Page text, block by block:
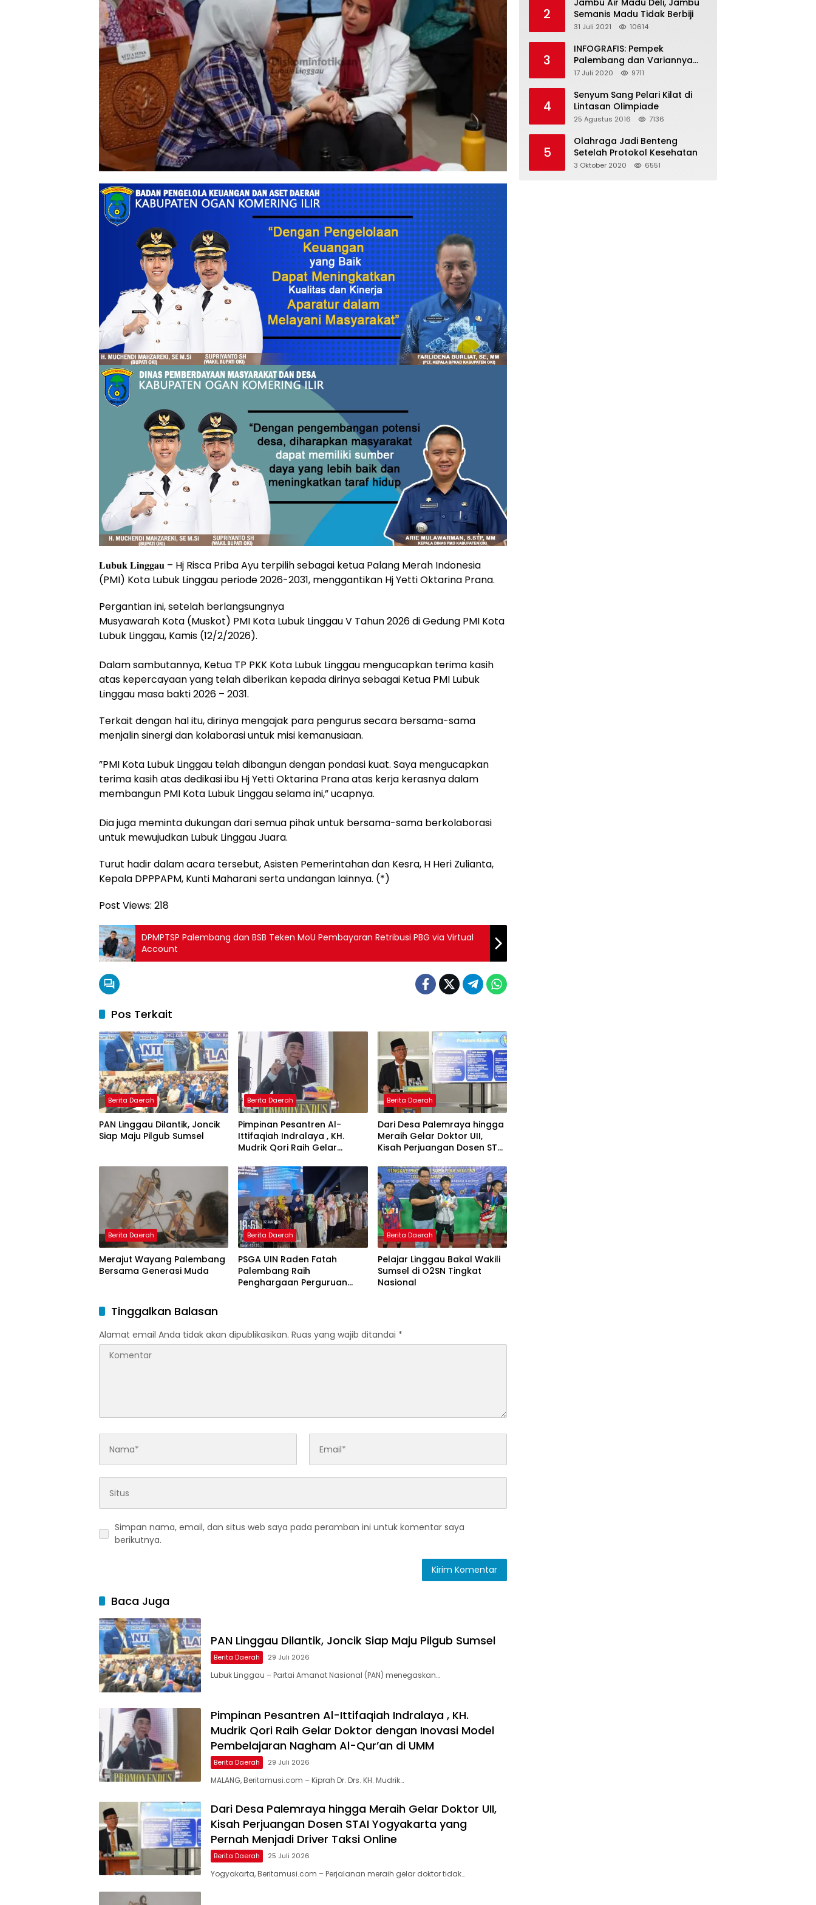
𝐋𝐮𝐛𝐮𝐤 𝐋𝐢𝐧𝐠𝐠𝐚𝐮 – Hj Risca Priba Ayu terpilih sebagai ketua Palang Merah Indonesia
(PMI) Kota Lubuk Linggau periode 2026-2031, menggantikan Hj Yetti Oktarina Prana.
Pergantian ini, setelah berlangsungnya
Musyawarah Kota (Muskot) PMI Kota Lubuk Linggau V Tahun 2026 di Gedung PMI Kota
Lubuk Linggau, Kamis (12/2/2026).
Dalam sambutannya, Ketua TP PKK Kota Lubuk Linggau mengucapkan terima kasih
atas kepercayaan yang telah diberikan kepada dirinya sebagai Ketua PMI Lubuk
Linggau masa bakti 2026 – 2031.
Terkait dengan hal itu, dirinya mengajak para pengurus secara bersama-sama
menjalin sinergi dan kolaborasi untuk misi kemanusiaan.
‎”PMI Kota Lubuk Linggau telah dibangun dengan pondasi kuat. Saya mengucapkan
terima kasih atas dedikasi ibu Hj Yetti Oktarina Prana atas kerja kerasnya dalam
membangun PMI Kota Lubuk Linggau selama ini,” ucapnya.
Dia juga meminta dukungan dari semua pihak untuk bersama-sama berkolaborasi
untuk mewujudkan Lubuk Linggau Juara.
Turut hadir dalam acara tersebut, Asisten Pemerintahan dan Kesra, H Heri Zulianta,
Kepala DPPPAPM, Kunti Maharani serta undangan lainnya. (*)
Post Views: 218
DPMPTSP Palembang dan BSB Teken MoU Pembayaran Retribusi PBG via Virtual
Account
Pos Terkait
Berita Daerah
PAN Linggau Dilantik, Joncik
Siap Maju Pilgub Sumsel
Berita Daerah
Pimpinan Pesantren Al-
Ittifaqiah Indralaya , KH.
Mudrik Qori Raih Gelar
Model Pembelajaran
Nagham Al-Qur’an di UMM
Berita Daerah
Dari Desa Palemraya hingga
Meraih Gelar Doktor UII,
Kisah Perjuangan Dosen STAI
Menjadi Driver Taksi Online
Berita Daerah
Merajut Wayang Palembang
Bersama Generasi Muda
Berita Daerah
PSGA UIN Raden Fatah
Palembang Raih
Penghargaan Perguruan
Berita Daerah
Pelajar Linggau Bakal Wakili
Sumsel di O2SN Tingkat
Nasional
Tinggalkan Balasan
Alamat email Anda tidak akan dipublikasikan. Ruas yang wajib ditandai *
Simpan nama, email, dan situs web saya pada peramban ini untuk komentar saya
berikutnya.
Baca Juga
PAN Linggau Dilantik, Joncik Siap Maju Pilgub Sumsel
Berita Daerah 29 Juli 2026
Lubuk Linggau – Partai Amanat Nasional (PAN) menegaskan…
Pimpinan Pesantren Al-Ittifaqiah Indralaya , KH.
Mudrik Qori Raih Gelar Doktor dengan Inovasi Model
Pembelajaran Nagham Al-Qur’an di UMM
Berita Daerah 29 Juli 2026
MALANG, Beritamusi.com – Kiprah Dr. Drs. KH. Mudrik…
Dari Desa Palemraya hingga Meraih Gelar Doktor UII,
Kisah Perjuangan Dosen STAI Yogyakarta yang
Pernah Menjadi Driver Taksi Online
Berita Daerah 25 Juli 2026
Yogyakarta, Beritamusi.com – Perjalanan meraih gelar doktor tidak…
2
Jambu Air Madu Deli, Jambu
Semanis Madu Tidak Berbiji
31 Juli 2021 10614
3
INFOGRAFIS: Pempek
Palembang dan Variannya
yang Melegenda
17 Juli 2020 9711
4
Senyum Sang Pelari Kilat di
Lintasan Olimpiade
25 Agustus 2016 7136
5
Olahraga Jadi Benteng
Setelah Protokol Kesehatan
3 Oktober 2020 6551